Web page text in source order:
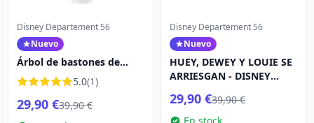
Disney Departement 56
Nuevo
Árbol de bastones de
caramelo de Mickey -
Disney D56
5.0(1)
29,90 €39,90 €
Disney Departement 56
Nuevo
HUEY, DEWEY Y LOUIE SE
ARRIESGAN - DISNEY
29,90 €39,90 €